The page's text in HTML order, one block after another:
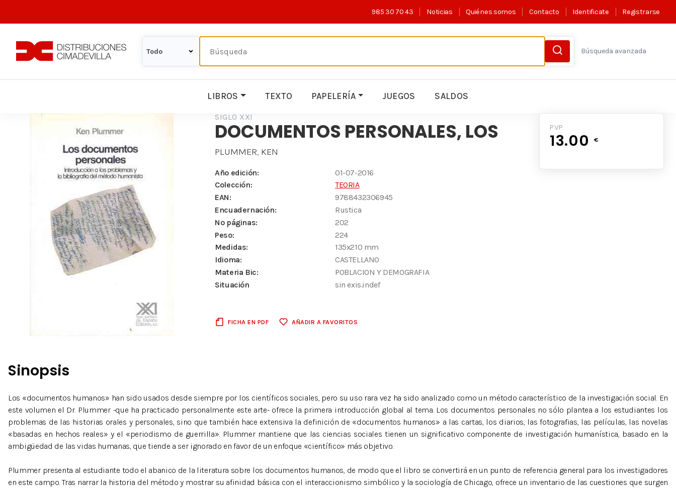
985 30 70 43 Noticias Quiénes somos Contacto Identificate Registrarse
Búsqueda avanzada
LIBROS TEXTO PAPELERÍA JUEGOS SALDOS
SIGLO XXI
DOCUMENTOS PERSONALES, LOS
PLUMMER, KEN
Año edición:
01-07-2016
Colección:
TEORIA
EAN:
9788432306945
Encuadernación:
Rustica
Nº páginas:
202
Peso:
224
Medidas:
135x210 mm
Idioma:
CASTELLANO
Materia Bic:
POBLACION Y DEMOGRAFIA
Situación
sin exis.indef
FICHA EN PDF AÑADIR A FAVORITOS
PVP
13.00 €
Sinopsis
Los «documentos humanos» han sido usados desde siempre por los científicos sociales, pero su uso rara vez ha sido analizado como un método característico de la investigación social. En
este volumen el Dr. Plummer -que ha practicado personalmente este arte- ofrece la primera introducción global al tema. Los documentos personales no sólo plantea a los estudiantes los
problemas de las historias orales y personales, sino que también hace extensiva la definición de «documentos humanos» a las cartas, los diarios, las fotografias, las películas, las novelas
«basadas en hechos reales» y el «periodismo de guerrilla». Plummer mantiene que las ciencias sociales tienen un significativo componente de investigación humanística, basado en la
ambigüedad de las vidas humanas, que tiende a ser ignorado en favor de un enfoque «científico» más objetivo.
Plummer presenta al estudiante todo el abanico de la literatura sobre los documentos humanos, de modo que el libro se convertirá en un punto de referencia general para los investigadores
en este campo. Tras narrar la historia del método y mostrar su afinidad básica con el interaccionismo simbólico y la sociología de Chicago, ofrece un inventario de las cuestiones que surgen